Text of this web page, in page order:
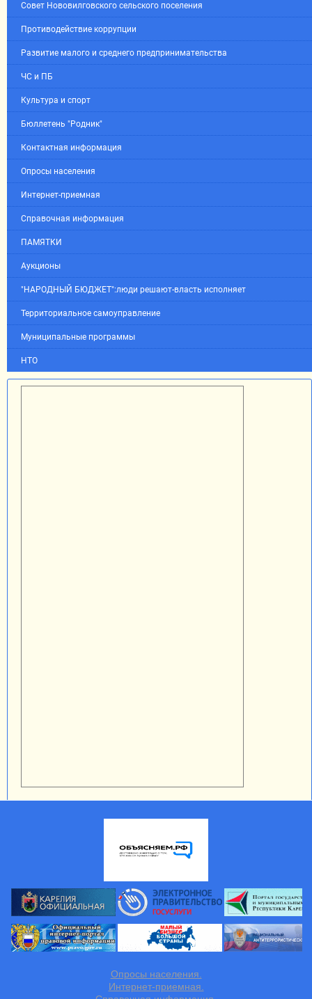
Совет Нововилговского сельского поселения
Противодействие коррупции
Развитие малого и среднего предпринимательства
ЧС и ПБ
Культура и спорт
Бюллетень "Родник"
Контактная информация
Опросы населения
Интернет-приемная
Справочная информация
ПАМЯТКИ
Аукционы
"НАРОДНЫЙ БЮДЖЕТ":люди решают-власть исполняет
Территориальное самоуправление
Муниципальные программы
НТО
Опросы населения.
Интернет-приемная.